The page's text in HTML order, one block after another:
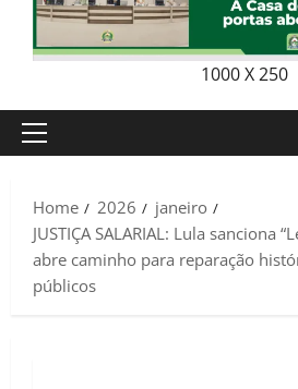
1000 X 250
Primary
Home
2026
janeiro
JUSTIÇA SALARIAL: Lula sanciona
abre caminho para reparação
públicos